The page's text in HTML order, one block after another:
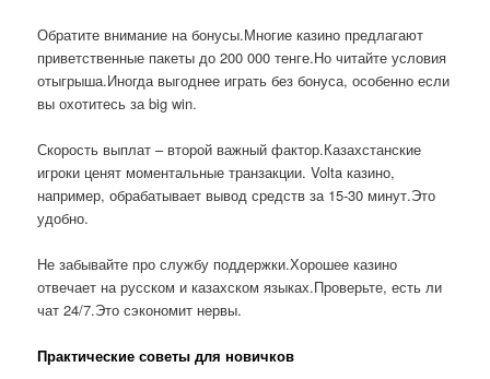
Обратите внимание на бонусы.Многие казино предлагают
приветственные пакеты до 200 000 тенге.Но читайте условия
отыгрыша.Иногда выгоднее играть без бонуса, особенно если
вы охотитесь за big win.
Скорость выплат – второй важный фактор.Казахстанские
игроки ценят моментальные транзакции. Volta казино,
например, обрабатывает вывод средств за 15-30 минут.Это
удобно.
Не забывайте про службу поддержки.Хорошее казино
отвечает на русском и казахском языках.Проверьте, есть ли
чат 24/7.Это сэкономит нервы.
Практические советы для новичков